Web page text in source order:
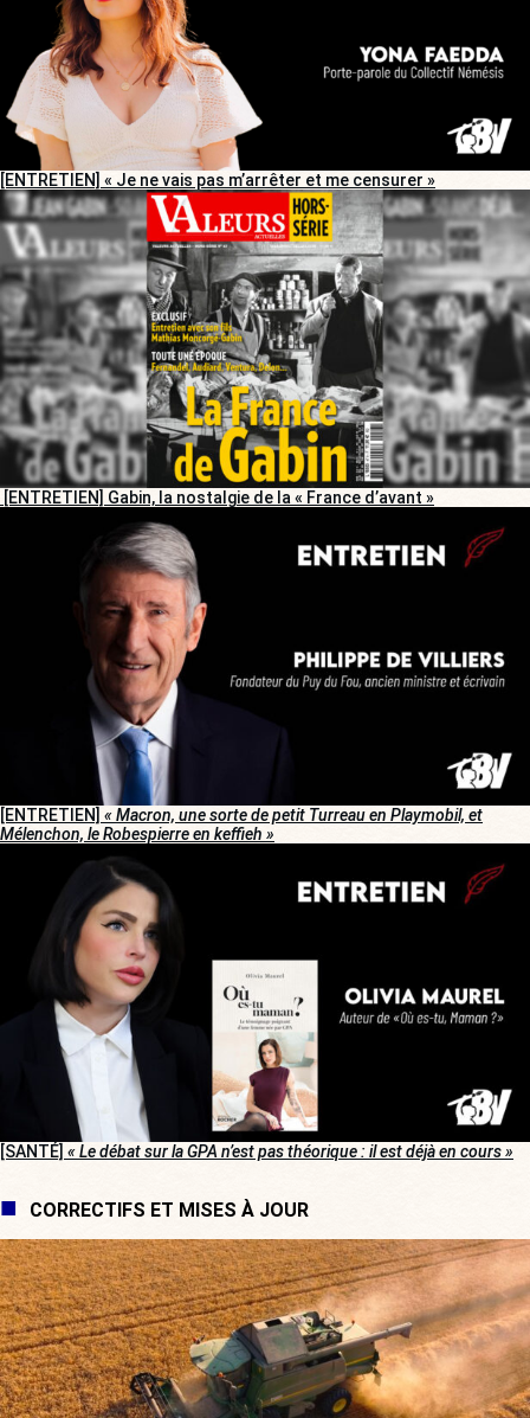
[ENTRETIEN] « Je ne vais pas m’arrêter et me censurer »
[ENTRETIEN] Gabin, la nostalgie de la « France d’avant »
[ENTRETIEN] « Macron, une sorte de petit Turreau en Playmobil, et
Mélenchon, le Robespierre en keffieh »
[SANTÉ] « Le débat sur la GPA n’est pas théorique : il est déjà en cours »
CORRECTIFS ET MISES À JOUR